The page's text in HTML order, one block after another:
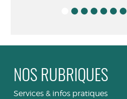
NOS RUBRIQUES
Services & infos pratiques